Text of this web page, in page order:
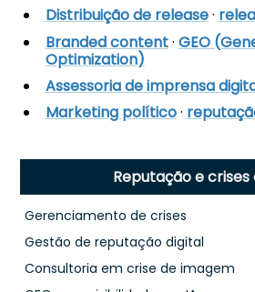
Distribuição de release·
Branded content· GEO
Optimization)
Assessoria de imprensa
Marketing político·
Reputação e crises
Gerenciamento de crises
Gestão de reputação digital
Consultoria em crise de imagem